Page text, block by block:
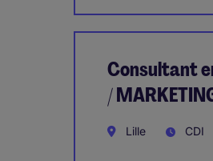
Consultant
/
Lille CDI